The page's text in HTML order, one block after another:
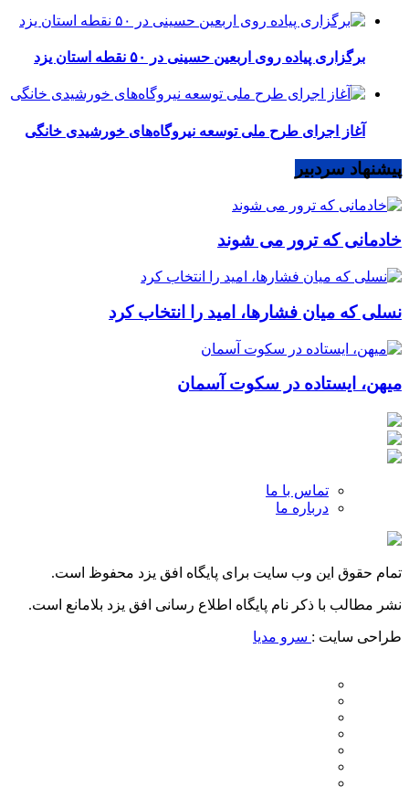
برگزاری پیاده روی اربعین حسینی در ۵۰ نقطه استان یزد
آغاز اجرای طرح ملی توسعه نیروگاه‌های خورشیدی خانگی
پیشنهاد سردبیر
خادمانی که ترور می شوند
نسلی که میان فشارها، امید را انتخاب کرد
میهن، ایستاده در سکوت آسمان
تماس با ما
درباره ما
تمام حقوق این وب سایت برای پایگاه افق یزد محفوظ است.
نشر مطالب با ذکر نام پایگاه اطلاع رسانی افق یزد بلامانع است.
طراحی سایت : سرو مدیا